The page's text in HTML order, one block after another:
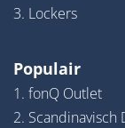
3. Lockers
Populair
1. fonQ Outlet
2. Scandinavisch